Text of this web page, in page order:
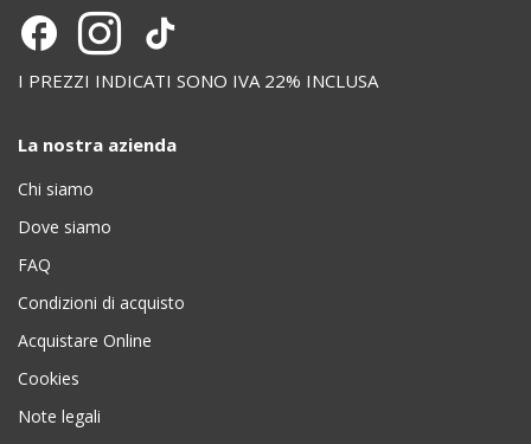
I PREZZI INDICATI SONO IVA 22% INCLUSA
La nostra azienda
Chi siamo
Dove siamo
FAQ
Condizioni di acquisto
Acquistare Online
Cookies
Note legali